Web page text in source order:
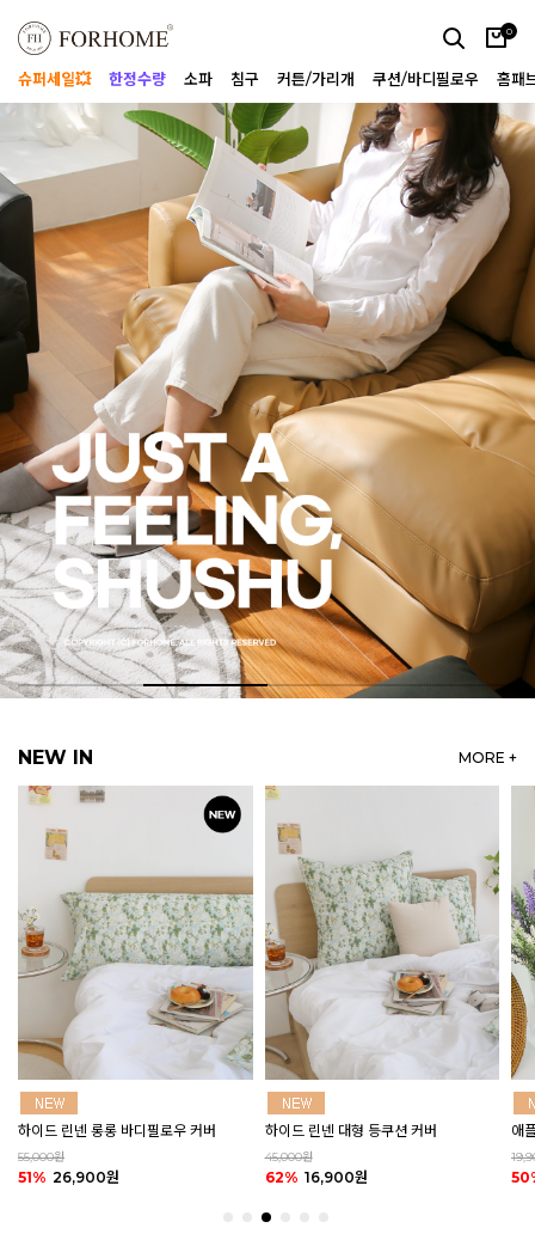
0
슈퍼세일💥 한정수량 소파 침구 커튼/가리개 쿠션/바디필로우 홈패
NEW IN MORE +
하이드 린넨 대형 등쿠션 커버
45,000원
62% 16,900원
애플 그린티 린넨 바란스 커튼 (2size)
19,900원
50% 9,900원
마